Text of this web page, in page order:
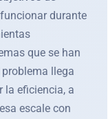
durante
que se han
llega
la eficiencia, a
escale con